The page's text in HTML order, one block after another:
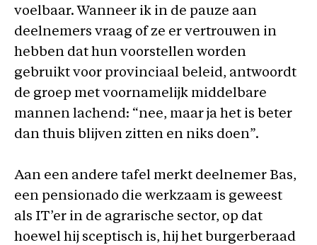
voelbaar. Wanneer ik in de pauze aan
deelnemers vraag of ze er vertrouwen in
hebben dat hun voorstellen worden
gebruikt voor provinciaal beleid, antwoordt
de groep met voornamelijk middelbare
mannen lachend: “nee, maar ja het is beter
dan thuis blijven zitten en niks doen”.
Aan een andere tafel merkt deelnemer Bas,
een pensionado die werkzaam is geweest
als IT’er in de agrarische sector, op dat
hoewel hij sceptisch is, hij het burgerberaad